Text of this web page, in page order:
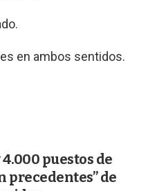
en ambos sentidos.
puestos de
precedentes” de